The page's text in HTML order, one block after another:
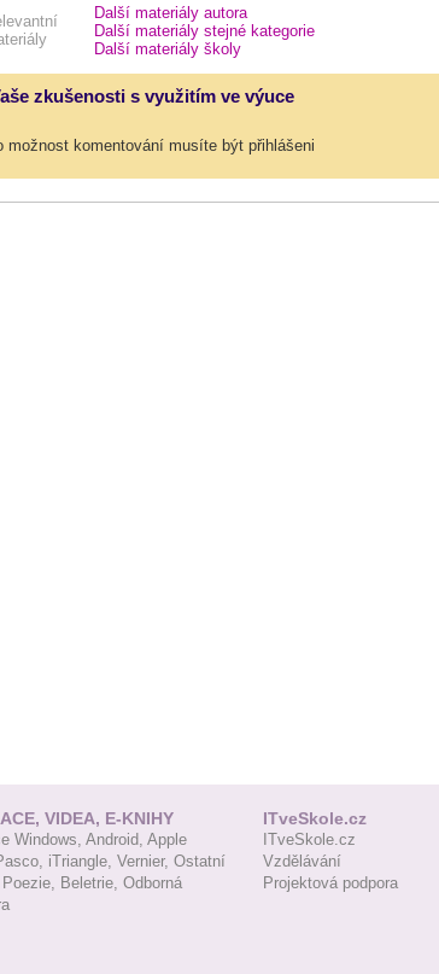
Další materiály autora
Další materiály stejné kategorie
Další materiály školy
zkušenosti s využitím ve výuce
možnost komentování musíte být přihlášeni
VIDEA, E-KNIHY
Windows, Android, Apple
iTriangle, Vernier, Ostatní
Beletrie, Odborná
ITveSkole.cz
ITveSkole.cz
Vzdělávání
Projektová podpora